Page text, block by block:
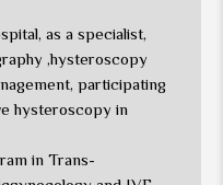
as a specialist,
,hysteroscopy
participating
hysteroscopy in
in Trans-